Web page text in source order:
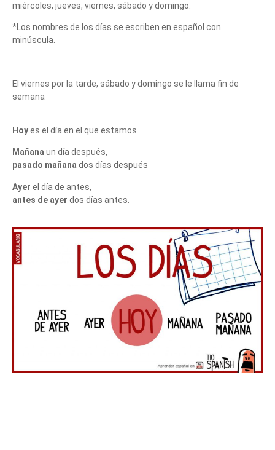
miércoles, jueves, viernes, sábado y domingo.
*Los nombres de los días se escriben en español con
minúscula.
El viernes por la tarde, sábado y domingo se le llama fin de
semana
Hoyes el día en el que estamos
Mañana un día después,
pasado mañana dos días después
Ayer el día de antes,
antes de ayer dos días antes.